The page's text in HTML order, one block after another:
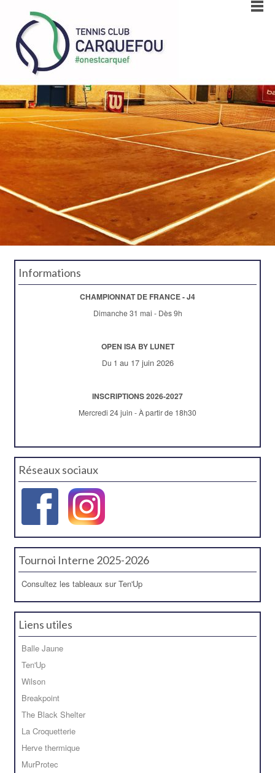
Informations
CHAMPIONNAT DE FRANCE - J4
Dimanche 31 mai - Dès 9h
OPEN ISA BY LUNET
Du 1 au 17 juin 2026
INSCRIPTIONS 2026-2027
Mercredi 24 juin - À partir de 18h30
Réseaux sociaux
Tournoi Interne 2025-2026
Consultez les tableaux sur Ten'Up
Liens utiles
Balle Jaune
Ten'Up
Wilson
Breakpoint
The Black Shelter
La Croquetterie
Herve thermique
MurProtec